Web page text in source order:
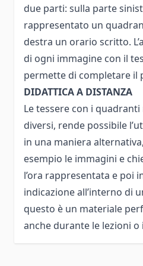
due parti: sulla parte
rappresentato un
destra un orario scritto.
di ogni immagine con il
permette di completare il
DIDATTICA A DISTANZA
Le tessere con i
diversi, rende possibile
in una maniera
esempio le immagini e
l’ora rappresentata e poi
indicazione all’interno di
questo è un materiale
anche durante le lezioni o